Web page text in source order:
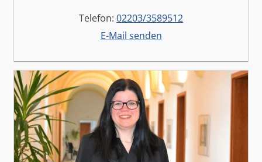
Telefon: 02203/3589512
E-Mail senden